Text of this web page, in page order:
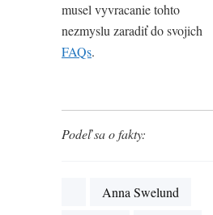
musel vyvracanie tohto
nezmyslu zaradiť do svojich
FAQs.
Podeľ sa o fakty:
Anna Swelund